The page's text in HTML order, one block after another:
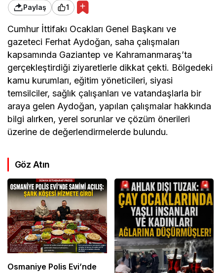
Paylaş 1
Cumhur İttifakı Ocakları Genel Başkanı ve
gazeteci Ferhat Aydoğan, saha çalışmaları
kapsamında Gaziantep ve Kahramanmaraş’ta
gerçekleştirdiği ziyaretlerle dikkat çekti. Bölgedeki
kamu kurumları, eğitim yöneticileri, siyasi
temsilciler, sağlık çalışanları ve vatandaşlarla bir
araya gelen Aydoğan, yapılan çalışmalar hakkında
bilgi alırken, yerel sorunlar ve çözüm önerileri
üzerine de değerlendirmelerde bulundu.
Göz Atın
Osmaniye Polis Evi’nde